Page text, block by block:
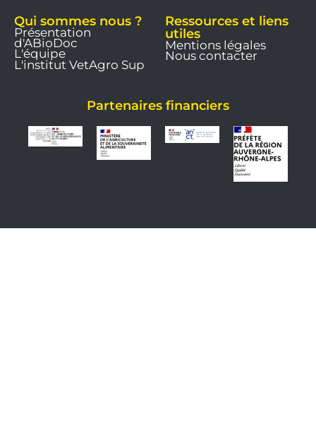
Qui sommes nous ?
Présentation
d'ABioDoc
L'équipe
L'institut VetAgro Sup
Ressources et liens
utiles
Mentions légales
Nous contacter
Partenaires financiers